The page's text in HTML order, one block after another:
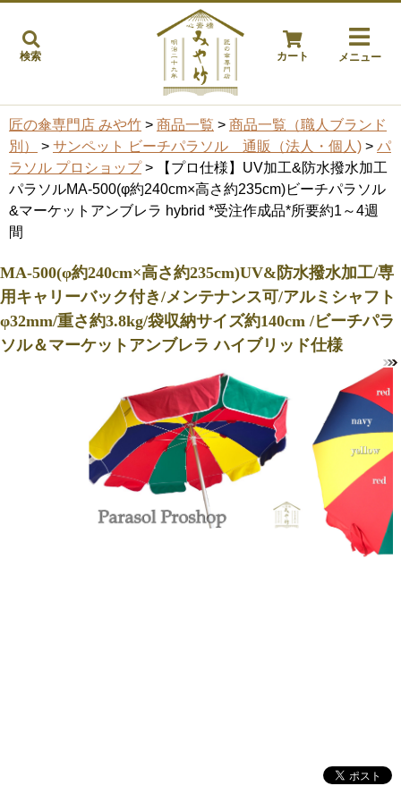
検索 カート メニュー
匠の傘専門店 みや竹 > 商品一覧 > 商品一覧（職人ブランド
別）
> サンペット ビーチパラソル 通販（法人・個人) > パ
ラソル プロショップ> 【プロ仕様】UV加工&防水撥水加工
パラソルMA-500(φ約240cm×高さ約235cm)ビーチパラソル
&マーケットアンブレラ hybrid *受注作成品*所要約1～4週
間
MA-500(φ約240cm×高さ約235cm)UV&防水撥水加工/専
用キャリーバック付き/メンテナンス可/アルミシャフト
φ32mm/重さ約3.8kg/袋収納サイズ約140cm /ビーチパラ
ソル＆マーケットアンブレラ ハイブリッド仕様